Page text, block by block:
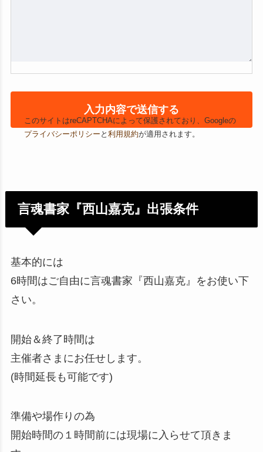
このサイトはreCAPTCHAによって保護されており、Googleの
プライバシーポリシー と 利用規約が適用されます。
言魂書家『西山嘉克』出張条件
基本的には
6時間はご自由に言魂書家『西山嘉克』をお使い下
さい。
開始＆終了時間は
主催者さまにお任せします。
(時間延長も可能です)
準備や場作りの為
開始時間の１時間前には現場に入らせて頂きま